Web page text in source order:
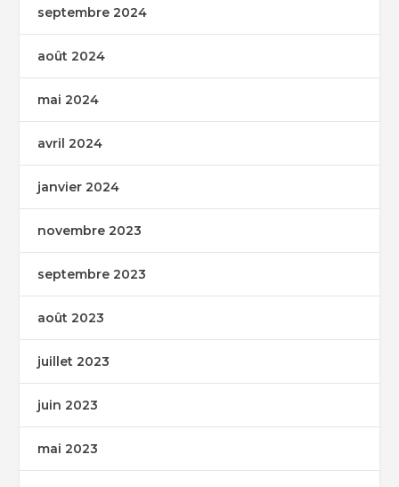
septembre 2024
août 2024
mai 2024
avril 2024
janvier 2024
novembre 2023
septembre 2023
août 2023
juillet 2023
juin 2023
mai 2023